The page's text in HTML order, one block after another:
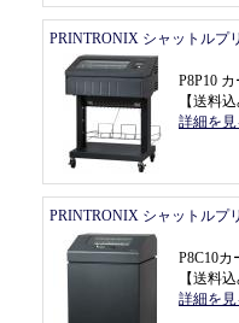
PRINTRONIX シャットルプ
P8P10
【送料
詳細を
PRINTRONIX シャットルプ
P8C10
【送料
詳細を